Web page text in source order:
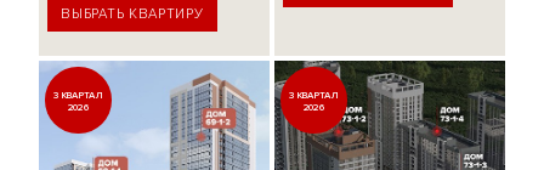
ВЫБРАТЬ КВАРТИРУ
3 КВАРТАЛ
2026
3 КВАРТАЛ
2026